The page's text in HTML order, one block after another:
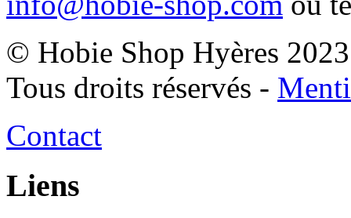
© Hobie Shop Hyères 2023
Tous droits réservés -
Contact
Liens